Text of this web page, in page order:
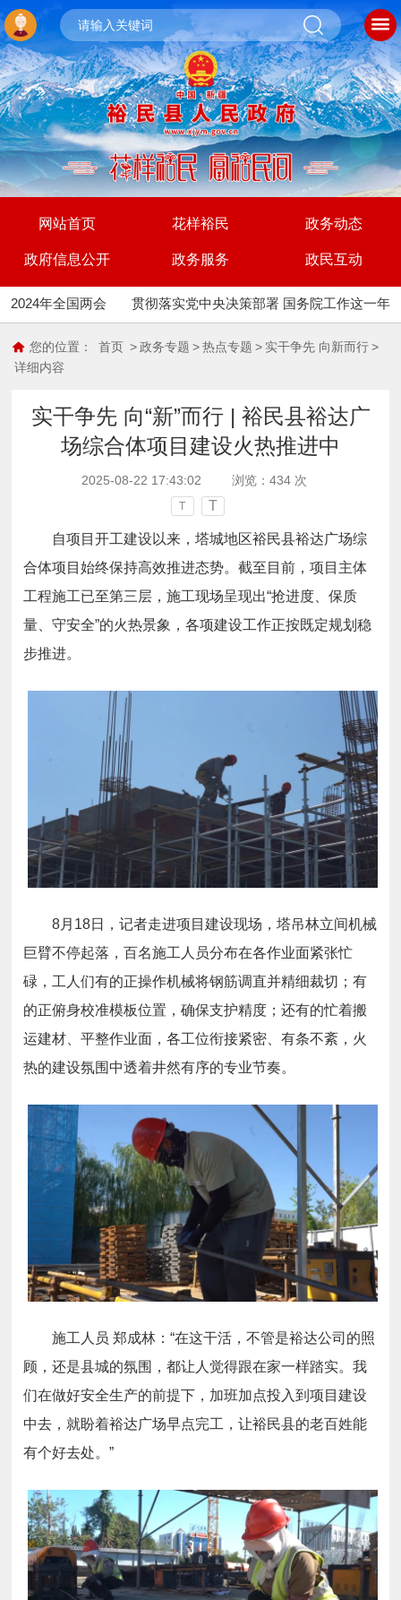
网站首页 花样裕民 政务动态
政府信息公开 政务服务 政民互动
2024年全国两会 贯彻落实党中央决策部署 国务院工作这一年
您的位置： 首页 > 政务专题 > 热点专题 > 实干争先 向新而行 >
详细内容
实干争先 向“新”而行 | 裕民县裕达广
场综合体项目建设火热推进中
2025-08-22 17:43:02 浏览： 434次
T T
自项目开工建设以来，塔城地区裕民县裕达广场综
合体项目始终保持高效推进态势。截至目前，项目主体
工程施工已至第三层，施工现场呈现出“抢进度、保质
量、守安全”的火热景象，各项建设工作正按既定规划稳
步推进。
8月18日，记者走进项目建设现场，塔吊林立间机械
巨臂不停起落，百名施工人员分布在各作业面紧张忙
碌，工人们有的正操作机械将钢筋调直并精细裁切；有
的正俯身校准模板位置，确保支护精度；还有的忙着搬
运建材、平整作业面，各工位衔接紧密、有条不紊，火
热的建设氛围中透着井然有序的专业节奏。
施工人员 郑成林：“在这干活，不管是裕达公司的照
顾，还是县城的氛围，都让人觉得跟在家一样踏实。我
们在做好安全生产的前提下，加班加点投入到项目建设
中去，就盼着裕达广场早点完工，让裕民县的老百姓能
有个好去处。”